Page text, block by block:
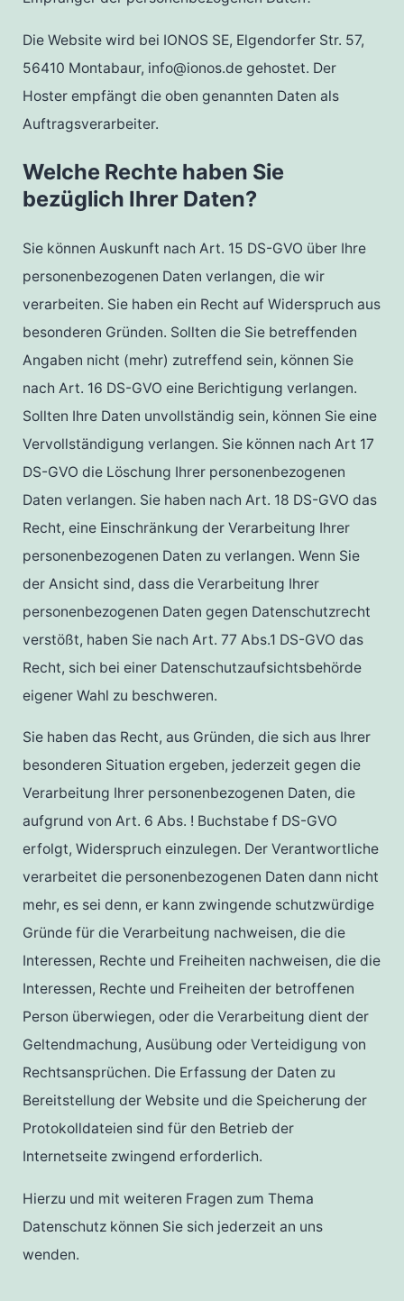
Die Website wird bei IONOS SE, Elgendorfer Str. 57,
56410 Montabaur, info@ionos.de gehostet. Der
Hoster empfängt die oben genannten Daten als
Auftragsverarbeiter.
Welche Rechte haben Sie
bezüglich Ihrer Daten?
Sie können Auskunft nach Art. 15 DS-GVO über Ihre
personenbezogenen Daten verlangen, die wir
verarbeiten. Sie haben ein Recht auf Widerspruch aus
besonderen Gründen. Sollten die Sie betreffenden
Angaben nicht (mehr) zutreffend sein, können Sie
nach Art. 16 DS-GVO eine Berichtigung verlangen.
Sollten Ihre Daten unvollständig sein, können Sie eine
Vervollständigung verlangen. Sie können nach Art 17
DS-GVO die Löschung Ihrer personenbezogenen
Daten verlangen. Sie haben nach Art. 18 DS-GVO das
Recht, eine Einschränkung der Verarbeitung Ihrer
personenbezogenen Daten zu verlangen. Wenn Sie
der Ansicht sind, dass die Verarbeitung Ihrer
personenbezogenen Daten gegen Datenschutzrecht
verstößt, haben Sie nach Art. 77 Abs.1 DS-GVO das
Recht, sich bei einer Datenschutzaufsichtsbehörde
eigener Wahl zu beschweren.
Sie haben das Recht, aus Gründen, die sich aus Ihrer
besonderen Situation ergeben, jederzeit gegen die
Verarbeitung Ihrer personenbezogenen Daten, die
aufgrund von Art. 6 Abs. ! Buchstabe f DS-GVO
erfolgt, Widerspruch einzulegen. Der Verantwortliche
verarbeitet die personenbezogenen Daten dann nicht
mehr, es sei denn, er kann zwingende schutzwürdige
Gründe für die Verarbeitung nachweisen, die die
Interessen, Rechte und Freiheiten nachweisen, die die
Interessen, Rechte und Freiheiten der betroffenen
Person überwiegen, oder die Verarbeitung dient der
Geltendmachung, Ausübung oder Verteidigung von
Rechtsansprüchen. Die Erfassung der Daten zu
Bereitstellung der Website und die Speicherung der
Protokolldateien sind für den Betrieb der
Internetseite zwingend erforderlich.
Hierzu und mit weiteren Fragen zum Thema
Datenschutz können Sie sich jederzeit an uns
wenden.